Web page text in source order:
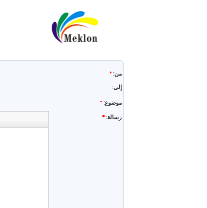
من:
إلى:
موضوع:
subject
رسالة: